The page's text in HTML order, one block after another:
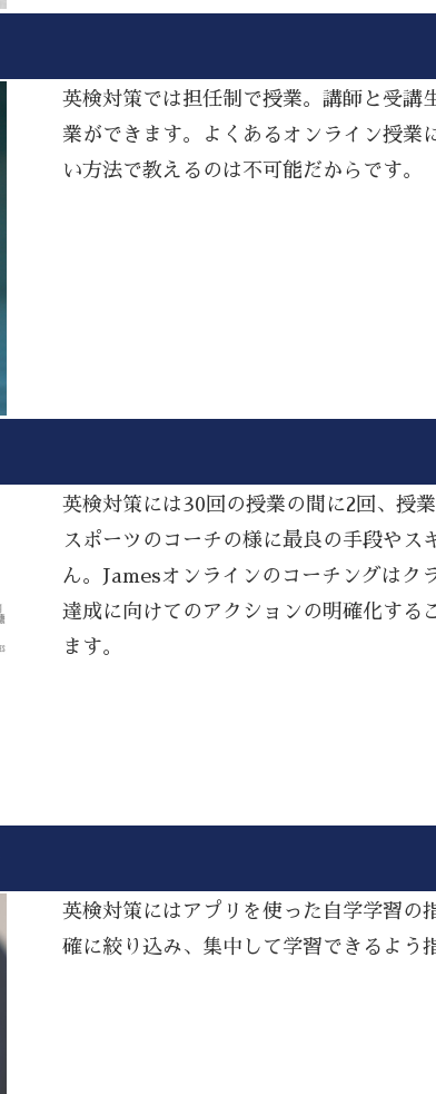
英検対策では担任制で授業。講師と受講
業ができます。よくあるオンライン授業
い方法で教えるのは不可能だからです。
英検対策には30回の授業の間に2回、授
スポーツのコーチの様に最良の手段や
ん。Jamesオンラインのコーチングは
達成に向けてのアクションの明確化する
ます。
英検対策にはアプリを使った自学学習の
確に絞り込み、集中して学習できるよう